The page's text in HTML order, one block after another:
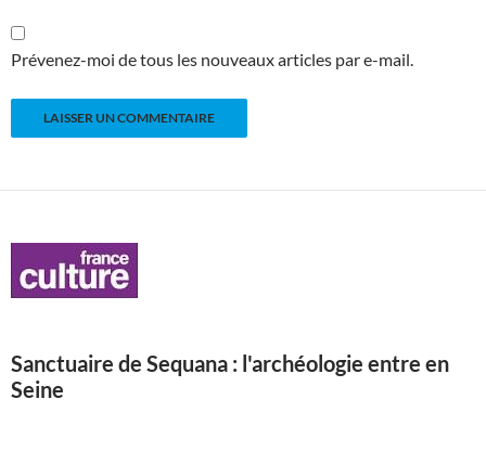
Prévenez-moi de tous les nouveaux articles par e-mail.
Sanctuaire de Sequana : l'archéologie entre en
Seine